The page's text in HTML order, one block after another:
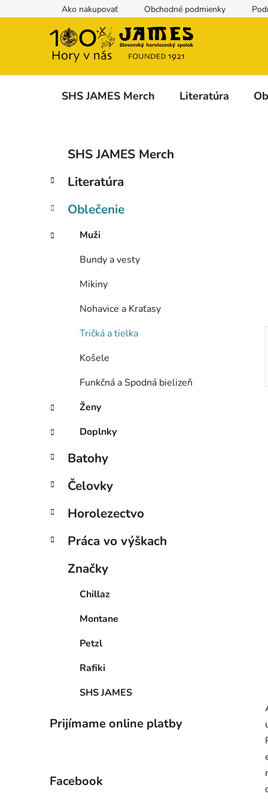
na
Ako nakupovať Obchodné podmienky
SHS JAMES Merch Literatúra
č
ý
a
Preskočiť
kategórie
e
ó
i
SHS JAMES Merch
Literatúra
Oblečenie
Muži
Bundy a vesty
Mikiny
Nohavice a Kraťasy
Tričká a tielka
Košele
Funkčná a Spodná bielizeň
Ženy
Doplnky
Batohy
Čelovky
Horolezectvo
Práca vo výškach
Značky
Chillaz
Montane
Petzl
Rafiki
SHS JAMES
Prijímame online platby
Facebook